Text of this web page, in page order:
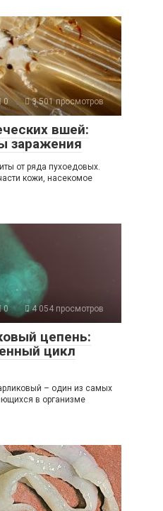
0 3 501 просмотров
вшей:
заражения
от ряда пухоедовых.
кожи, насекомое
0 4 054 просмотров
цепень:
цикл
– один из самых
в организме